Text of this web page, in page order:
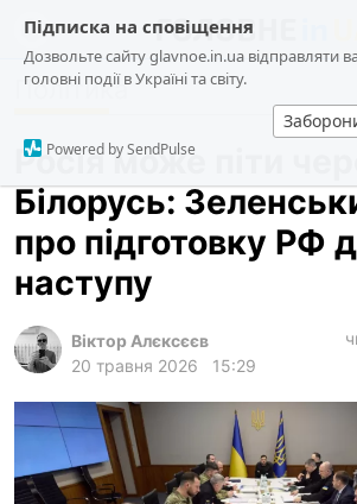
Підписка на сповіщення
Дозвольте сайту glavnoe.in.ua відправляти
головні події в Україні та світу.
Powered by SendPulse
новини
про проєкт
події
харків
архів
Політика
Росія може піти
Білорусь:
про підготовку РФ
наступу
Віктор Алєксєєв
20 травня 2026
15:29